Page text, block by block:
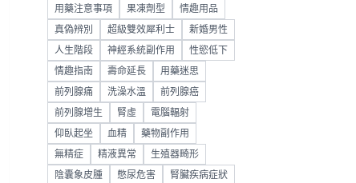
用藥注意事項 果凍劑型 情趣用品
真偽辨別 超級雙效犀利士 新婚男性
人生階段 神經系統副作用 性慾低下
情趣指南 壽命延長 用藥迷思
前列腺痛 洗澡水溫 前列腺癌
前列腺增生 腎虛 電腦輻射
仰臥起坐 血精 藥物副作用
無精症 精液異常 生殖器畸形
陰囊象皮腫 憋尿危害 腎臟疾病症狀